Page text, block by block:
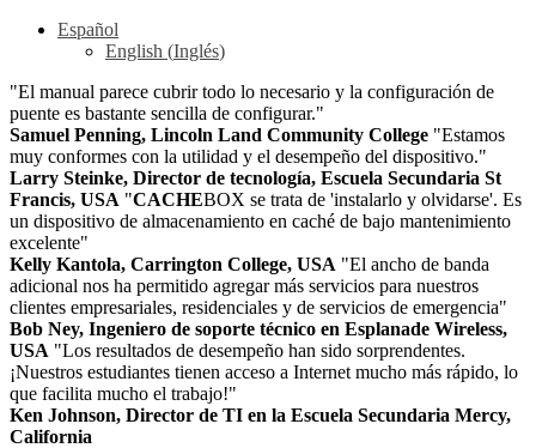
Español
English (Inglés)
"El manual parece cubrir todo lo necesario y la configuración de
puente es bastante sencilla de configurar."
Samuel Penning, Lincoln Land Community College "Estamos
muy conformes con la utilidad y el desempeño del dispositivo."
Larry Steinke, Director de tecnología, Escuela Secundaria St
Francis, USA "CACHEBOX se trata de 'instalarlo y olvidarse'. Es
un dispositivo de almacenamiento en caché de bajo mantenimiento
excelente"
Kelly Kantola, Carrington College, USA "El ancho de banda
adicional nos ha permitido agregar más servicios para nuestros
clientes empresariales, residenciales y de servicios de emergencia"
Bob Ney, Ingeniero de soporte técnico en Esplanade Wireless,
USA "Los resultados de desempeño han sido sorprendentes.
¡Nuestros estudiantes tienen acceso a Internet mucho más rápido, lo
que facilita mucho el trabajo!"
Ken Johnson, Director de TI en la Escuela Secundaria Mercy,
California